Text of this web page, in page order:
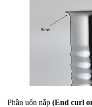
Phần uốn nắp (End curl